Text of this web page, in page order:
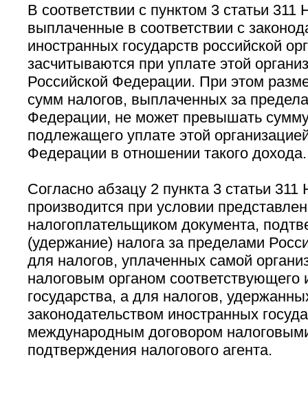
В соответствии с пунктом 3 статьи
выплаченные в соответствии с
иностранных государств российской
засчитываются при уплате этой
Российской Федерации. При этом
сумм налогов, выплаченных за
Федерации, не может превышать
подлежащего уплате этой
Федерации в отношении такого дохода.
Согласно абзацу 2 пункта 3 статьи
производится при условии
налогоплательщиком документа,
(удержание) налога за пределами
для налогов, уплаченных самой
налоговым органом соответствующего
государства, а для налогов,
законодательством иностранных
международным договором
подтверждения налогового агента.